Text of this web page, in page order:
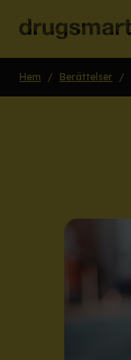
Hem / Berättelser /